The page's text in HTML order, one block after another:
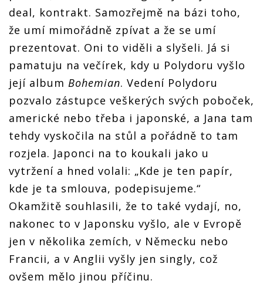
deal, kontrakt. Samozřejmě na bázi toho,
že umí mimořádně zpívat a že se umí
prezentovat. Oni to viděli a slyšeli. Já si
pamatuju na večírek, kdy u Polydoru vyšlo
její album Bohemian. Vedení Polydoru
pozvalo zástupce veškerých svých poboček,
americké nebo třeba i japonské, a Jana tam
tehdy vyskočila na stůl a pořádně to tam
rozjela. Japonci na to koukali jako u
vytržení a hned volali: „Kde je ten papír,
kde je ta smlouva, podepisujeme.“
Okamžitě souhlasili, že to také vydají, no,
nakonec to v Japonsku vyšlo, ale v Evropě
jen v několika zemích, v Německu nebo
Francii, a v Anglii vyšly jen singly, což
ovšem mělo jinou příčinu.